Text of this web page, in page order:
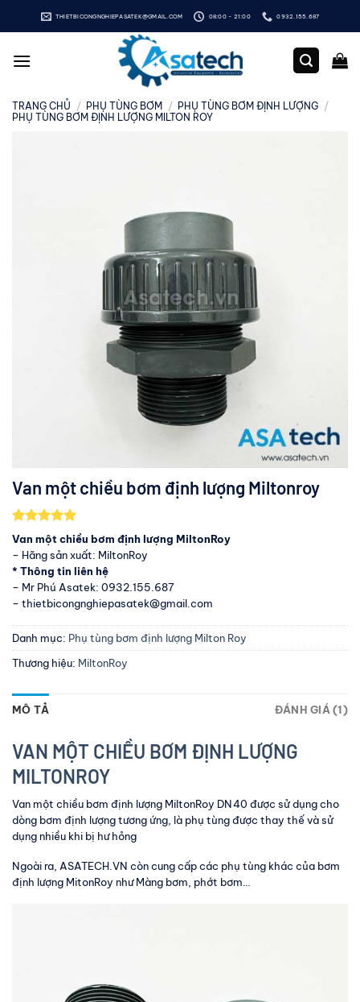
qua
dung
THIETBICONGNGHIEPASATEK@GMAIL.COM 08:00 - 21:00 0932.155.687
TRANG CHỦ / PHỤ TÙNG BƠM / PHỤ TÙNG BƠM ĐỊNH LƯỢNG /
PHỤ TÙNG BƠM ĐỊNH LƯỢNG MILTON ROY
Van một chiều bơm định lượng Miltonroy
5.00
trên 5
dựa trên
1
đánh giá
Van một chiều bơm định lượng MiltonRoy
– Hãng sản xuất: MiltonRoy
* Thông tin liên hệ
– Mr Phú Asatek: 0932.155.687
– thietbicongnghiepasatek@gmail.com
Danh mục: Phụ tùng bơm định lượng Milton Roy
Thương hiệu: MiltonRoy
MÔ TẢ ĐÁNH GIÁ (1)
VAN MỘT CHIỀU BƠM ĐỊNH LƯỢNG
MILTONROY
Van một chiều bơm định lượng MiltonRoy DN40 được sử dụng cho
dòng bơm định lượng tương ứng, là phụ tùng được thay thế và sử
dụng nhiều khi bị hư hỏng
Ngoài ra, ASATECH.VN còn cung cấp các phụ tùng khác của bơm
định lượng MitonRoy như Màng bơm, phớt bơm…